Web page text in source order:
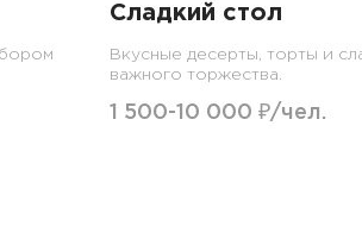
Сладкий стол
Вкусные десерты, торты и
важного торжества.
1 500-10 000 ₽/чел.